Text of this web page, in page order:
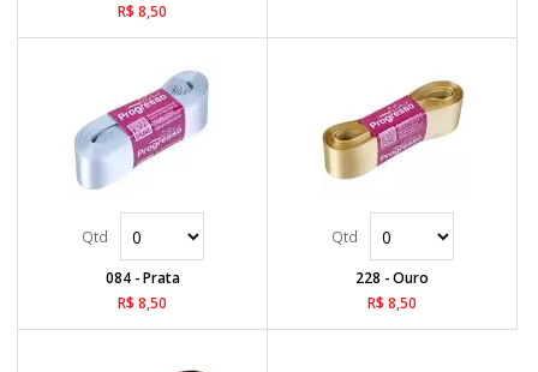
R$ 8,50
084 - Prata
R$ 8,50
228 - Ouro
R$ 8,50